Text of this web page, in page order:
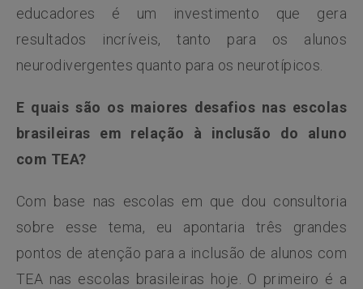
educadores é um investimento que gera
resultados incríveis, tanto para os alunos
neurodivergentes quanto para os neurotípicos.
E quais são os maiores desafios nas escolas
brasileiras em relação à inclusão do aluno
com TEA?
Com base nas escolas em que dou consultoria
sobre esse tema, eu apontaria três grandes
pontos de atenção para a inclusão de alunos com
TEA nas escolas brasileiras hoje. O primeiro é a